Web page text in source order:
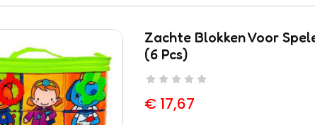
Zachte Blokken Voor
(6 Pcs)
€17,67